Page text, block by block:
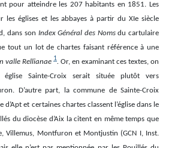
pour atteindre les 207 habitants en 1851. Les
les églises et les abbayes à partir du XIe siècle
dans son Index Général des Nomsdu cartulaire
tout un lot de chartes faisant référence à une
valle Rellianae 1. Or, en examinant ces textes, on
église Sainte-Croix serait située plutôt vers
D’autre part, la commune de Sainte-Croix
et certaines chartes classent l’église dans le
du diocèse d’Aix la citent en même temps que
Villemus, Montfuron et Montjustin (GCN I, Inst.